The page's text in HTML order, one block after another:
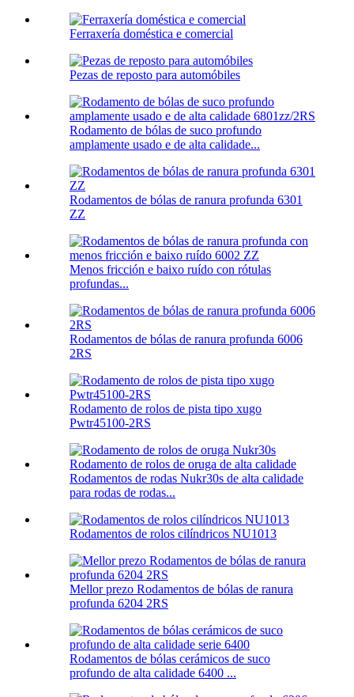
Ferraxería doméstica e comercial
Pezas de reposto para automóbiles
Rodamento de bólas de suco profundo
amplamente usado e de alta calidade...
Rodamentos de bólas de ranura profunda 6301
ZZ
Menos fricción e baixo ruído con rótulas
profundas...
Rodamentos de bólas de ranura profunda 6006
2RS
Rodamento de rolos de pista tipo xugo
Pwtr45100-2RS
Rodamentos de rodas Nukr30s de alta calidade
para rodas de rodas...
Rodamentos de rolos cilíndricos NU1013
Mellor prezo Rodamentos de bólas de ranura
profunda 6204 2RS
Rodamentos de bólas cerámicos de suco
profundo de alta calidade 6400 ...